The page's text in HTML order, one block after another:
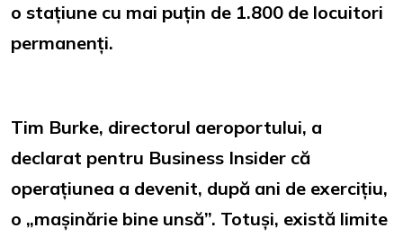
o stațiune cu mai puțin de 1.800 de locuitori
permanenți.
Tim Burke, directorul aeroportului, a
declarat pentru Business Insider că
operațiunea a devenit, după ani de exercițiu,
o „mașinărie bine unsă”. Totuși, există limite